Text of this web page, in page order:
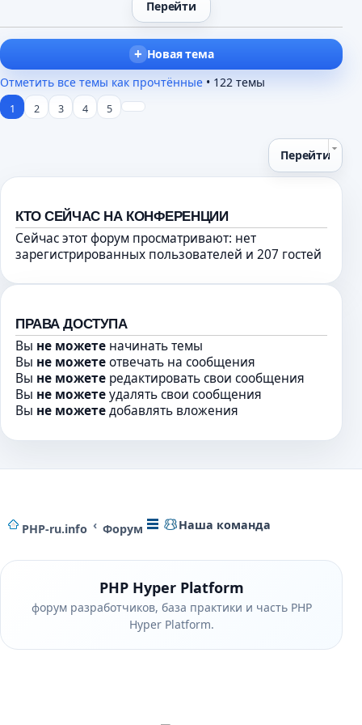
ю
н
н
щ
н
и
ю
п
р
о
у
с
о
о
н
и
ю
Новая тема
Отметить все темы как прочтённые • 122 темы
1 2 3 4 5
Перейти
КТО СЕЙЧАС НА КОНФЕРЕНЦИИ
Сейчас этот форум просматривают: нет
зарегистрированных пользователей и 207 гостей
ПРАВА ДОСТУПА
Вы не можете начинать темы
Вы не можетеотвечать на сообщения
Вы не можете редактировать свои сообщения
Вы не можетеудалять свои сообщения
Вы не можетедобавлять вложения
PHP-ru.info Форум Наша команда
PHP Hyper Platform
форум разработчиков, база практики и часть PHP
Hyper Platform.